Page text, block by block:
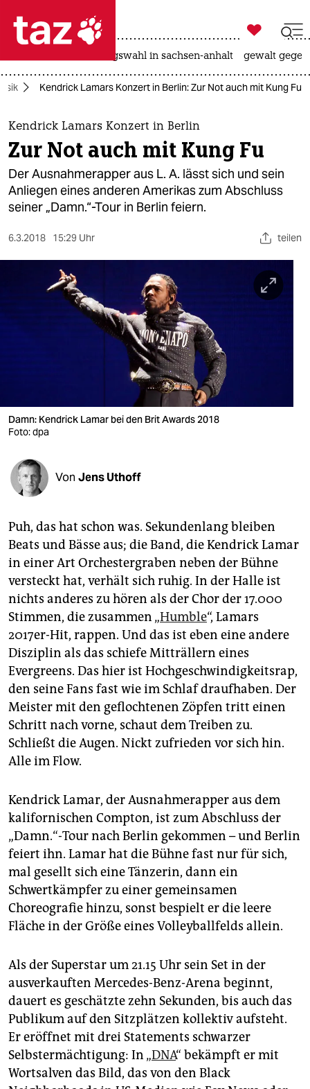
 taz zahl ich
taz zahl ich
themen
politik
öko
verlag
verlag
veranstaltungen
shop
unterstützen
abo
genossenschaft
epaper login

taz zahl ich
landtagswahl in sachsen-anhalt gewalt
Kendrick Lamars Konzert in Berlin: Zur Not auch mit Kung Fu
Kendrick Lamars Konzert in Berlin
Zur Not auch mit Kung Fu
Der Ausnahmerapper aus L. A. lässt sich und sein
Anliegen eines anderen Amerikas zum Abschluss
seiner „Damn.“-Tour in Berlin feiern.
6.3.2018 15:29 Uhr teilen
Damn: Kendrick Lamar bei den Brit Awards 2018
Foto: dpa
Von Jens Uthoff
Puh, das hat schon was. Sekundenlang bleiben
Beats und Bässe aus; die Band, die Kendrick Lamar
in einer Art Orchestergraben neben der Bühne
versteckt hat, verhält sich ruhig. In der Halle ist
nichts anderes zu hören als der Chor der 17.000
Stimmen, die zusammen „Humble“, Lamars
2017er-Hit, rappen. Und das ist eben eine andere
Disziplin als das schiefe Mitträllern eines
Evergreens. Das hier ist Hochgeschwindigkeitsrap,
den seine Fans fast wie im Schlaf draufhaben. Der
Meister mit den geflochtenen Zöpfen tritt einen
Schritt nach vorne, schaut dem Treiben zu.
Schließt die Augen. Nickt zufrieden vor sich hin.
Alle im Flow.
Kendrick Lamar, der Ausnahmerapper aus dem
kalifornischen Compton, ist zum Abschluss der
„Damn.“-Tour nach Berlin gekommen – und Berlin
feiert ihn. Lamar hat die Bühne fast nur für sich,
mal gesellt sich eine Tänzerin, dann ein
Schwertkämpfer zu einer gemeinsamen
Choreografie hinzu, sonst bespielt er die leere
Fläche in der Größe eines Volleyballfelds allein.
Als der Superstar um 21.15 Uhr sein Set in der
ausverkauften Mercedes-Benz-Arena beginnt,
dauert es geschätzte zehn Sekunden, bis auch das
Publikum auf den Sitzplätzen kollektiv aufsteht.
Er eröffnet mit drei Statements schwarzer
Selbstermächtigung: In „DNA“ bekämpft er mit
Wortsalven das Bild, das von den Black